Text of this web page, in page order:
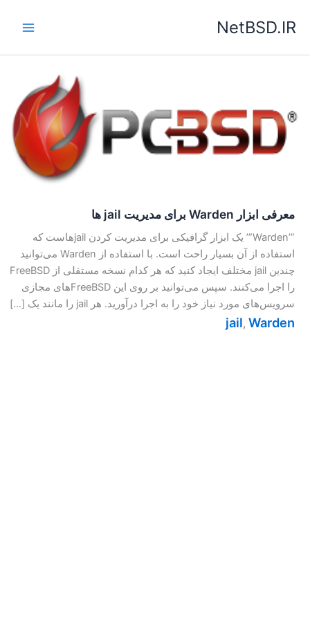
NetBSD.IR
معرفی ابزار Warden برای مدیریت jail ها
”’Warden”’ یک ابزار گرافیکی برای مدیریت کردن jail‌هاست که
استفاده از آن بسیار راحت است. با استفاده از Warden می‌توانید
چندین jail مختلف ایجاد کنید که هر کدام نسخه مستقلی از FreeBSD
را اجرا می‌کنند. سپس می‌توانید بر روی این FreeBSD‌های مجازی
سرویس‌های مورد نیاز خود را به اجرا در‌آورید. هر jail را مانند یک […]
jail, Warden